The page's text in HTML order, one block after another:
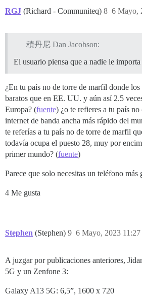
RGJ (Richard - Communiteq) 6 Mayo,
8
積丹尼 Dan Jacobson:
El usuario piensa que a nadie le
¿En tu país no de torre de marfil donde los
baratos que en EE. UU. y aún así 2.5
Europa? (fuente) ¿o te refieres a tu país
internet de banda ancha más rápido del
te referías a tu país no de torre de marfil
todavía ocupa el puesto 28, muy por
primer mundo? (fuente)
Parece que solo necesitas un teléfono más
4 Me gusta
Stephen (Stephen) 6 Mayo, 2023 11:27
9
A juzgar por publicaciones anteriores,
5G y un Zenfone 3:
Galaxy A13 5G: 6,5”, 1600 x 720